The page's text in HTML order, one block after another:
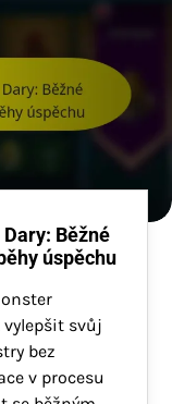
Běžné
úspěchu
svůj
bez
v procesu